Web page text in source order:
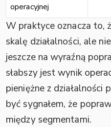
operacyjnej
W praktyce oznacza to,
skalę działalności, ale
jeszcze na wyraźną
słabszy jest wynik
pieniężne z działalności
być sygnałem, że
między segmentami.